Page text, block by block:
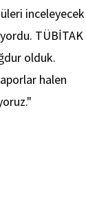
inceleyecek
TÜBİTAK
olduk.
halen